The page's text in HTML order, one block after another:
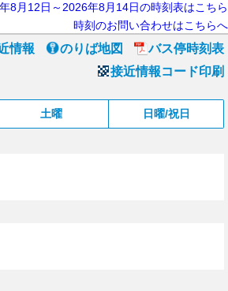
8月12日～2026年8月14日の時刻表はこちら
時刻のお問い合わせはこちらへ
情報 のりば地図
バス停時刻表
接近情報コード印刷
土曜 日曜/祝日